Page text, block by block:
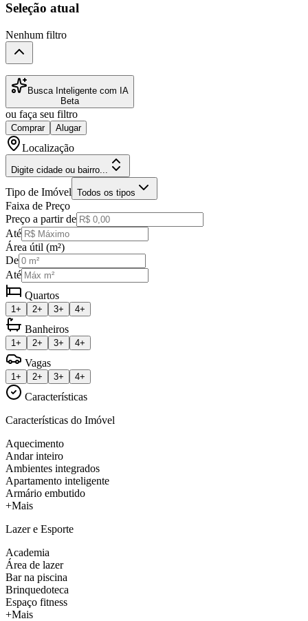
Seleção atual
Nenhum filtro
Busca Inteligente com IA
Beta
ou faça seu filtro
Comprar Alugar
Localização
Digite cidade ou bairro...
Tipo de Imóvel Todos os tipos
Faixa de Preço
Preço a partir de
Até
Área útil (m²)
De
Até
Quartos
1+ 2+ 3+ 4+
Banheiros
1+ 2+ 3+ 4+
Vagas
1+ 2+ 3+ 4+
Características
Características do Imóvel
Aquecimento
Andar inteiro
Ambientes integrados
Apartamento inteligente
Armário embutido
+Mais
Lazer e Esporte
Academia
Área de lazer
Bar na piscina
Brinquedoteca
Espaço fitness
+Mais